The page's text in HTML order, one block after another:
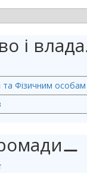
і влада
Фізичним особам
⚊